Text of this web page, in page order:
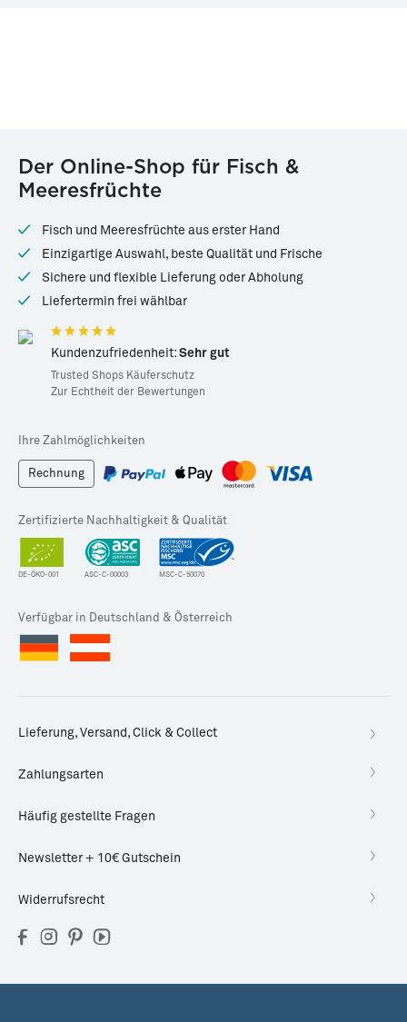
Der Online-Shop für Fisch &
Meeresfrüchte
Fisch und Meeresfrüchte aus erster Hand
Einzigartige Auswahl, beste Qualität und Frische
Sichere und flexible Lieferung oder Abholung
Liefertermin frei wählbar
Kundenzufriedenheit: Sehr gut
Trusted Shops Käuferschutz
Zur Echtheit der Bewertungen
Ihre Zahlmöglichkeiten
Rechnung
Zertifizierte Nachhaltigkeit & Qualität
DE-ÖKO-001 ASC-C-00003 MSC-C-50070
Verfügbar in Deutschland & Österreich
Lieferung, Versand, Click & Collect
Zahlungsarten
Häufig gestellte Fragen
Newsletter + 10€ Gutschein
Widerrufsrecht